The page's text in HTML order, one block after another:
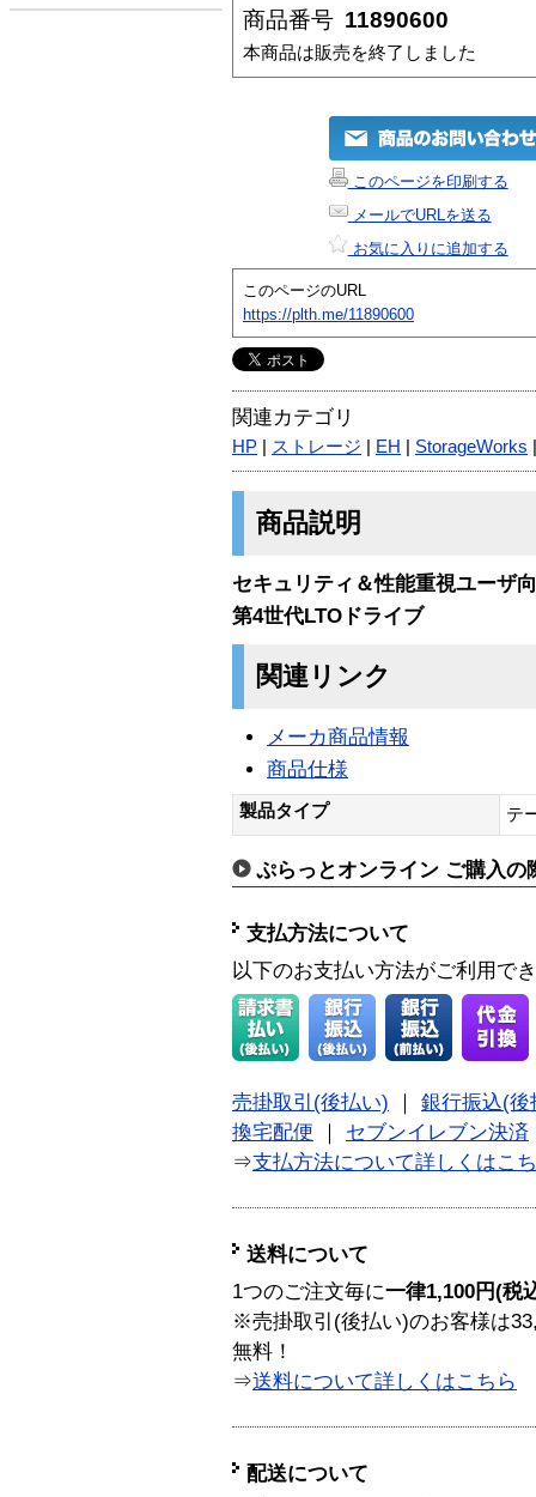
商品番号 11890600
本商品は販売を終了しました
このページを印刷する
メールでURLを送る
お気に入りに追加する
このページのURL
https://plth.me/11890600
関連カテゴリ
HP ストレージ EH StorageWorks
商品説明
セキュリティ＆性能重視ユーザ
第4世代LTOドライブ
関連リンク
メーカ商品情報
商品仕様
製品タイプ テ
ぷらっとオンライン ご購入の
支払方法について
以下のお支払い方法がご利用で
売掛取引(後払い) ｜ 銀行振込(後
換宅配便 ｜ セブンイレブン決済
⇒支払方法について詳しくはこ
送料について
1つのご注文毎に一律1,100円(税
※売掛取引(後払い)のお客様は
無料！
⇒送料について詳しくはこちら
配送について